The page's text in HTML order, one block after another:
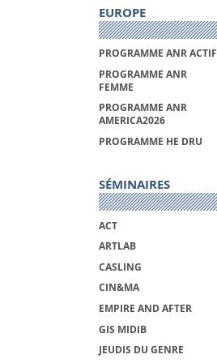
EUROPE
PROGRAMME ANR ACTIF
PROGRAMME ANR
FEMME
PROGRAMME ANR
AMERICA2026
PROGRAMME HE DRU
SÉMINAIRES
ACT
ARTLAB
CASLING
CIN&MA
EMPIRE AND AFTER
GIS MIDIB
JEUDIS DU GENRE